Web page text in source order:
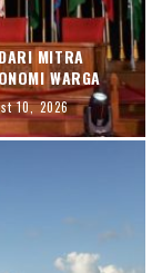
MITRA
WARGA
10, 2026